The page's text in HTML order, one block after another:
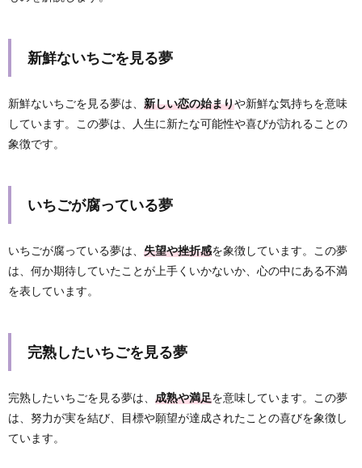
新鮮ないちごを見る夢
新鮮ないちごを見る夢は、 新しい恋の始まりや新鮮な気持ちを意味
しています。この夢は、人生に新たな可能性や喜びが訪れることの
象徴です。
いちごが腐っている夢
いちごが腐っている夢は、 失望や挫折感を象徴しています。この夢
は、何か期待していたことが上手くいかないか、心の中にある不満
を表しています。
完熟したいちごを見る夢
完熟したいちごを見る夢は、 成熟や満足を意味しています。この夢
は、努力が実を結び、目標や願望が達成されたことの喜びを象徴し
ています。